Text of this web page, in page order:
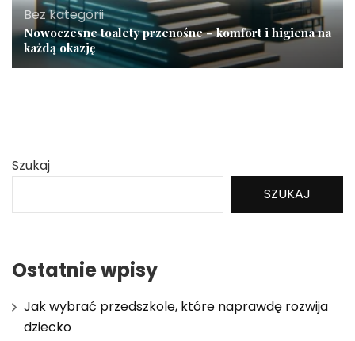
Bez kategorii
Nowoczesne toalety przenośne – komfort i higiena na
każdą okazję
Szukaj
SZUKAJ
Ostatnie wpisy
Jak wybrać przedszkole, które naprawdę rozwija
dziecko